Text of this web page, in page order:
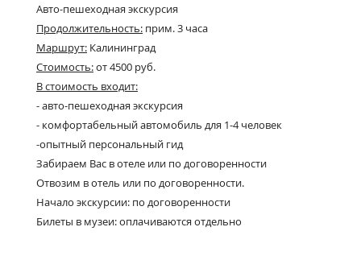
Авто-пешеходная экскурсия
Продолжительность: прим. 3 часа
Маршрут: Калининград
Стоимость:от 4500 руб.
В стоимость входит:
- авто-пешеходная экскурсия
- комфортабельный автомобиль для 1-4 человек
-опытный персональный гид
Забираем Вас в отеле или по договоренности
Отвозим в отель или по договоренности.
Начало экскурсии: по договоренности
Билеты в музеи: оплачиваются отдельно